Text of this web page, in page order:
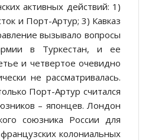
активных действий: 1)
и Порт-Артур; 3) Кавказ
вызывало вопросы
в Туркестан, и ее
и четвертое очевидно
не рассматривалась.
Порт-Артур считался
– японцев. Лондон
союзника России для
колониальных